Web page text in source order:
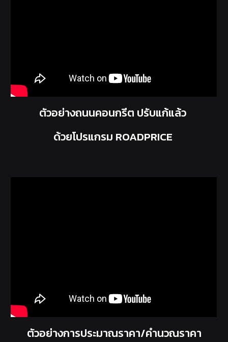
ตัวอย่างถนนคอนกรีต ปรับแก้แล้ว
ด้วยโปรแกรม ROADPRICE
ตัวอย่างการประมาณราคา/คำนวณราคา